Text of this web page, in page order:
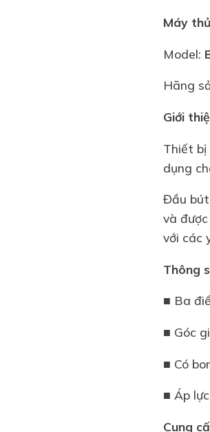
Máy
Model:
Hãng
Giới
Thiết bị
dụng
Đầu bút
và
với các
Thông
■ Ba
■ Góc
■ Có
■ Áp
Cung